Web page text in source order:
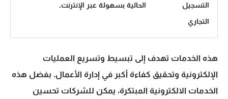
التسجيل
التجاري
الحالية بسهولة عبر الإنترنت.
هذه الخدمات تهدف إلى تبسيط وتسريع العمليات
الإلكترونية وتحقيق كفاءة أكبر في إدارة الأعمال. بفضل هذه
الخدمات الالكترونية المبتكرة، يمكن للشركات تحسين